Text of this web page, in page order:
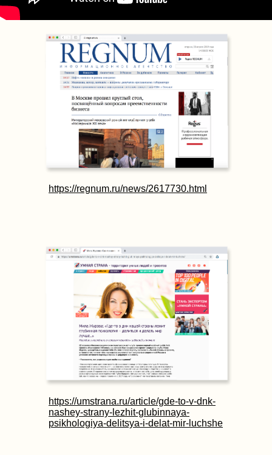
https://regnum.ru/news/2617730.html
https://umstrana.ru/article/gde-to-v-dnk-
nashey-strany-lezhit-glubinnaya-
psikhologiya-delitsya-i-delat-mir-luchshe